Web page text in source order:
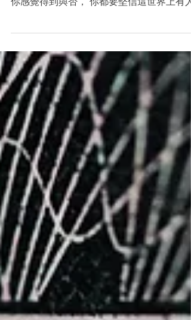
7.5.22 不要問你多有價值，而是你如何有價值
你感覺得到與否， 你都要堅信這世界上有人
無條件地愛你， 不在乎於你的成功或美貌，
而單單因為你是你。 我相信你的出生不是一
場意外 我也相信你生命的意義不只是為了成
家立業...